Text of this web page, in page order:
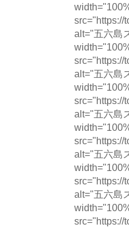
src="https://
alt="五六島
src="https://
alt="五六島
src="https://
alt="五六島
src="https://
alt="五六島
src="https://
alt="五六島
src="https://